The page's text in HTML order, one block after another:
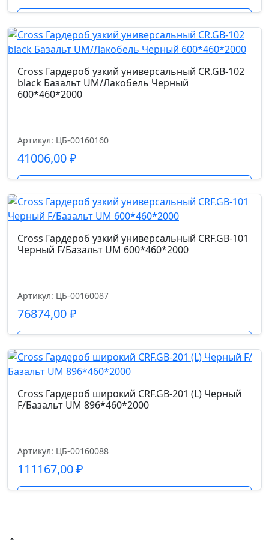
Cross Гардероб узкий универсальный CR.GB-102
black Базальт UM/Лакобель Черный
600*460*2000
Артикул: ЦБ-00160160
41006,00₽
Cross Гардероб узкий универсальный CRF.GB-101
Черный F/Базальт UM 600*460*2000
Артикул: ЦБ-00160087
76874,00₽
Cross Гардероб широкий CRF.GB-201 (L) Черный
F/Базальт UM 896*460*2000
Артикул: ЦБ-00160088
111167,00₽